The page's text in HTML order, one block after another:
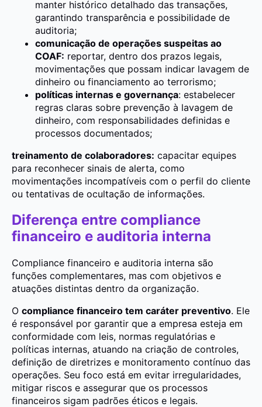
manter histórico detalhado das transações,
garantindo transparência e possibilidade de
auditoria;
comunicação de operações suspeitas ao
COAF: reportar, dentro dos prazos legais,
movimentações que possam indicar lavagem de
dinheiro ou financiamento ao terrorismo;
políticas internas e governança: estabelecer
regras claras sobre prevenção à lavagem de
dinheiro, com responsabilidades definidas e
processos documentados;
treinamento de colaboradores: capacitar equipes
para reconhecer sinais de alerta, como
movimentações incompatíveis com o perfil do cliente
ou tentativas de ocultação de informações.
Diferença entre compliance
financeiro e auditoria interna
Compliance financeiro e auditoria interna são
funções complementares, mas com objetivos e
atuações distintas dentro da organização.
O compliance financeiro tem caráter preventivo. Ele
é responsável por garantir que a empresa esteja em
conformidade com leis, normas regulatórias e
políticas internas, atuando na criação de controles,
definição de diretrizes e monitoramento contínuo das
operações. Seu foco está em evitar irregularidades,
mitigar riscos e assegurar que os processos
financeiros sigam padrões éticos e legais.